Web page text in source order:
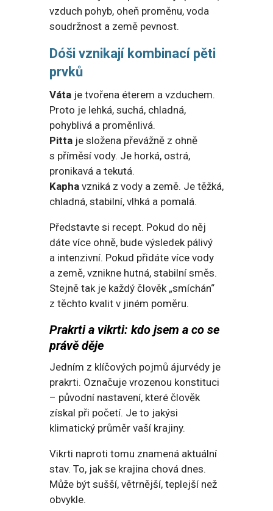
vzduch pohyb, oheň proměnu, voda
soudržnost a země pevnost.
Dóši vznikají kombinací pěti
prvků
Vátaje tvořena éterem a vzduchem.
Proto je lehká, suchá, chladná,
pohyblivá a proměnlivá.
Pittaje složena převážně z ohně
s příměsí vody. Je horká, ostrá,
pronikavá a tekutá.
Kaphavzniká z vody a země. Je těžká,
chladná, stabilní, vlhká a pomalá.
Představte si recept. Pokud do něj
dáte více ohně, bude výsledek pálivý
a intenzivní. Pokud přidáte více vody
a země, vznikne hutná, stabilní směs.
Stejně tak je každý člověk „smíchán“
z těchto kvalit v jiném poměru.
Prakrti a vikrti: kdo jsem a co se
právě děje
Jedním z klíčových pojmů ájurvédy je
prakrti. Označuje vrozenou konstituci
– původní nastavení, které člověk
získal při početí. Je to jakýsi
klimatický průměr vaší krajiny.
Vikrti naproti tomu znamená aktuální
stav. To, jak se krajina chová dnes.
Může být sušší, větrnější, teplejší než
obvykle.